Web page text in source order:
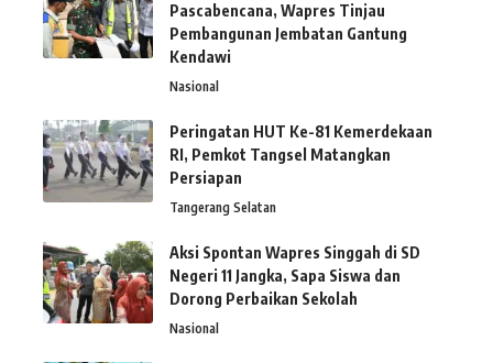
Pascabencana, Wapres Tinjau
Pembangunan Jembatan Gantung
Kendawi
Nasional
Peringatan HUT Ke-81 Kemerdekaan
RI, Pemkot Tangsel Matangkan
Persiapan
Tangerang Selatan
Aksi Spontan Wapres Singgah di SD
Negeri 11 Jangka, Sapa Siswa dan
Dorong Perbaikan Sekolah
Nasional